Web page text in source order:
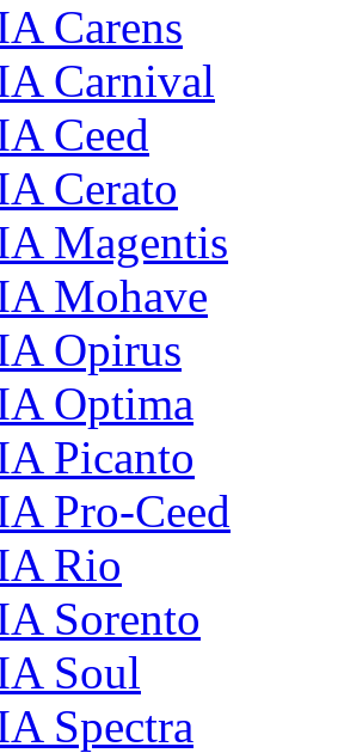
Carens
Carnival
Ceed
Cerato
Magentis
Mohave
Opirus
Optima
Picanto
Pro-Ceed
Rio
Sorento
Soul
Spectra